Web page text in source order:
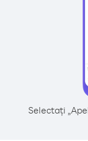
Selectați